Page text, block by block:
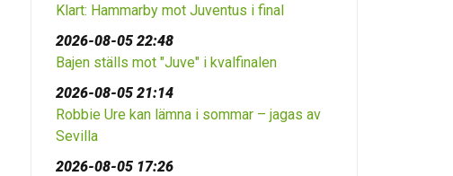
Klart: Hammarby mot Juventus i final
2026-08-05 22:48
Bajen ställs mot "Juve" i kvalfinalen
2026-08-05 21:14
Robbie Ure kan lämna i sommar – jagas av
Sevilla
2026-08-05 17:26